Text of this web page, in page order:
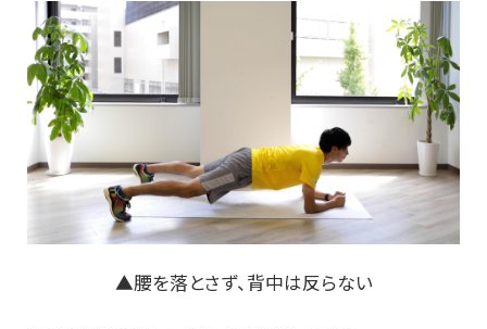
▲腰を落とさず、背中は反らない